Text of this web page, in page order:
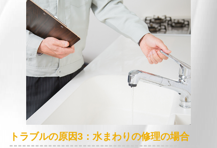
トラブルの原因3：水まわりの修理の場合